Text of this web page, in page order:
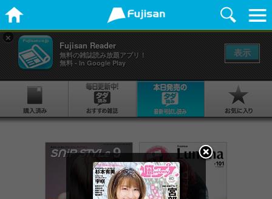
×
Fujisan Reader
無料の雑誌読み放題アプリ！
無料 - In Google Play
表示